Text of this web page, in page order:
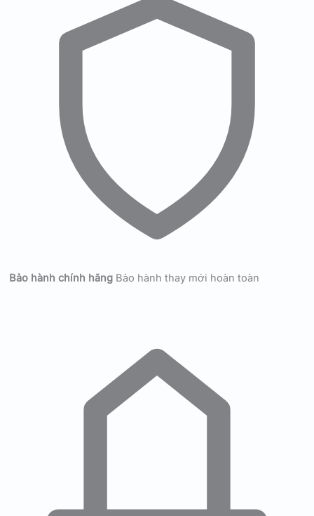
Bảo hành chính hãng Bảo hành thay mới hoàn toàn